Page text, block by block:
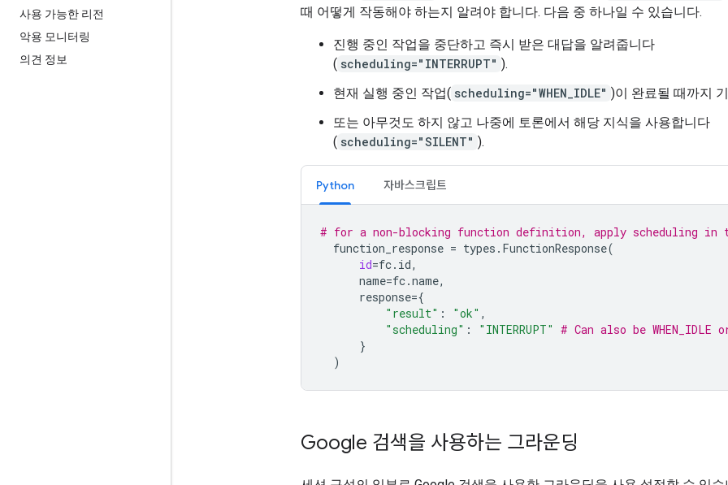
사용 가능한 리전
악용 모니터링
의견 정보
때 어떻게 작동해야 하는지 알려야 합니다. 다음 중 하나일 수 있습니다.
진행 중인 작업을 중단하고 즉시 받은 대답을 알려줍니다
( scheduling="INTERRUPT" ).
현재 실행 중인 작업( scheduling="WHEN_IDLE" )이 완료될 때까지
또는 아무것도 하지 않고 나중에 토론에서 해당 지식을 사용합니다
( scheduling="SILENT" ).
Python 자바스크립트
# for a non-blocking function definition, apply scheduling in
function_response = types . FunctionResponse(
id=fc. id,
name=fc.name,
response={
"result" : "ok" ,
"scheduling" : "INTERRUPT" # Can also be WHEN_IDLE
}
)
Google 검색을 사용하는 그라운딩